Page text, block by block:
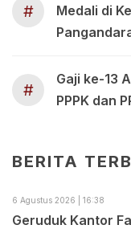
#
Medali di
#
Gaji ke-13
PPPK dan
BERITA
6 Agustus 2026 | 16:38
Geruduk Kantor